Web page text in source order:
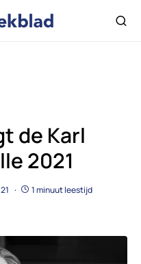
de Karl
2021
1 minuut leestijd